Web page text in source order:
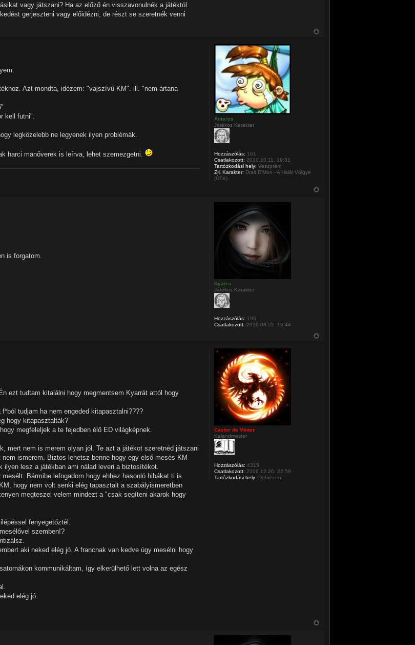
vagy játszani? Ha az előző én visszavonulnék a játéktól.
gerjeszteni vagy előidézni, de részt se szeretnék venni
Azt mondta, idézem: "vajszívű KM". ill. "nem ártana
kell futni".
legközelebb ne legyenek ilyen problémák.
harci manőverek is leírva, lehet szemezgetni.
Antarys
Játékos Karakter
Hozzászólás: 161
Csatlakozott: 2010.10.11. 19:31
Tartózkodási hely: Veszprém
ZK Karakter: Dralt D'Mon - A Halál Völgye
(ÚTK)
is forgatom.
Kyarra
Játékos Karakter
Hozzászólás: 195
Csatlakozott: 2010.08.22. 16:44
ezt tudtam kitalálni hogy megmentsem Kyarrát attól hogy
tudjam ha nem engeded kitapasztalni????
hogy kitapasztalták?
megfeleljek a te fejedben élő ED világképnek.
mert nem is merem olyan jól. Te azt a játékot szeretnéd játszani
ismerem. Biztos lehetsz benne hogy egy első mesés KM
lesz a játékban ami nálad leveri a biztosítékot.
Bármibe lefogadom hogy ehhez hasonló hibákat ti is
hogy nem volt senki elég tapasztalt a szabályismeretben
megteszel velem mindezt a "csak segíteni akarok hogy
fenyegetőztél.
szemben!?
aki neked elég jó. A francnak van kedve úgy mesélni hogy
kommunikáltam, így elkerülhető lett volna az egész
elég jó.
Castor de Vinter
Kalandmester
Hozzászólás: 4315
Csatlakozott: 2006.12.26. 22:59
Tartózkodási hely: Debrecen